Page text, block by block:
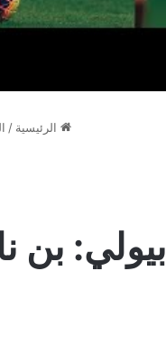
الرئيسية /
بيولي: بن